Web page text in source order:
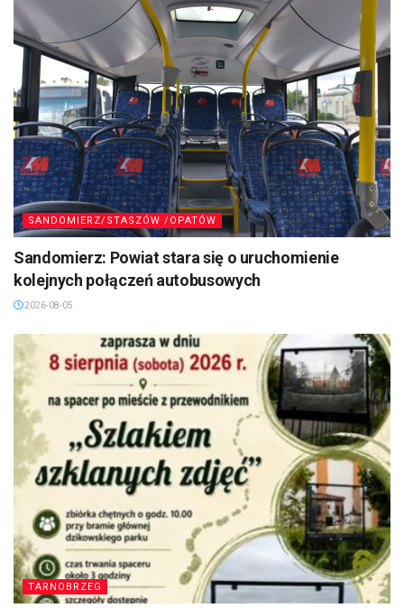
SANDOMIERZ/STASZÓW /OPATÓW
Sandomierz: Powiat stara się o uruchomienie
kolejnych połączeń autobusowych
2026-08-05
TARNOBRZEG